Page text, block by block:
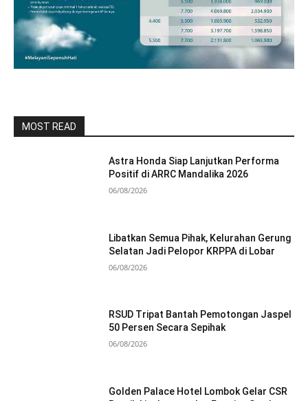
MOST READ
Astra Honda Siap Lanjutkan Performa
Positif di ARRC Mandalika 2026
06/08/2026
Libatkan Semua Pihak, Kelurahan Gerung
Selatan Jadi Pelopor KRPPA di Lobar
06/08/2026
RSUD Tripat Bantah Pemotongan Jaspel
50 Persen Secara Sepihak
06/08/2026
Golden Palace Hotel Lombok Gelar CSR